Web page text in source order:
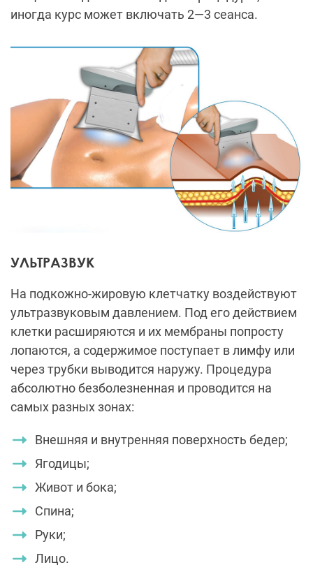
иногда курс может включать 2—3 сеанса.
УЛЬТРАЗВУК
На подкожно-жировую клетчатку воздействуют
ультразвуковым давлением. Под его действием
клетки расширяются и их мембраны попросту
лопаются, а содержимое поступает в лимфу или
через трубки выводится наружу. Процедура
абсолютно безболезненная и проводится на
самых разных зонах:
Внешняя и внутренняя поверхность бедер;
Ягодицы;
Живот и бока;
Спина;
Руки;
Лицо.